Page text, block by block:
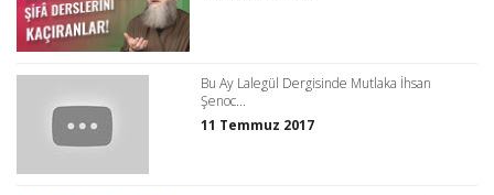
Bu Ay Lalegül Dergisinde Mutlaka İhsan
Şenoc...
11 Temmuz 2017